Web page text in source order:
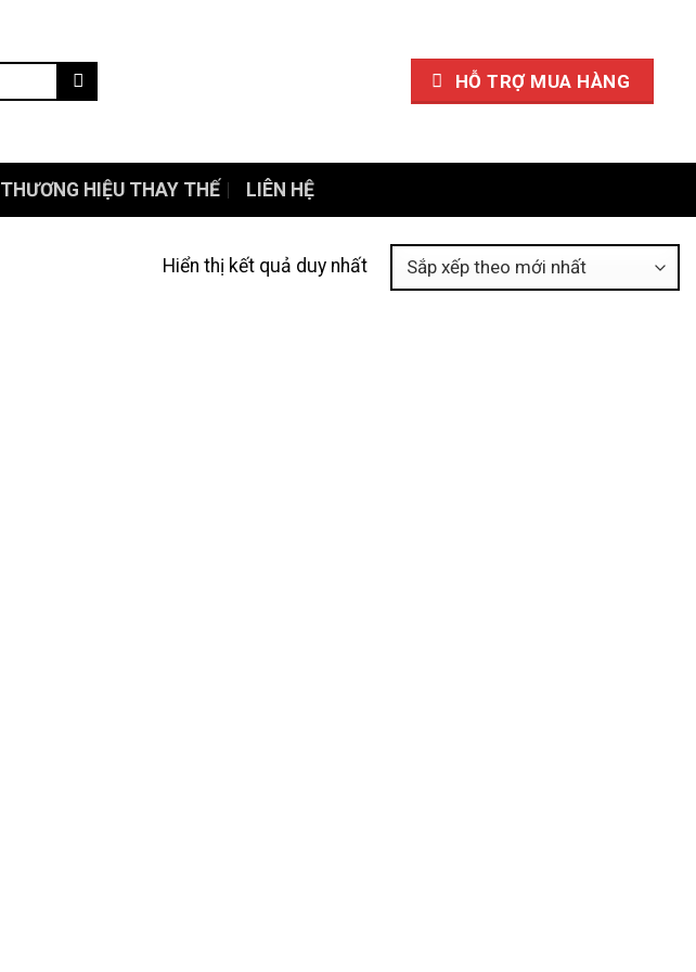
HỖ TRỢ MUA HÀNG
THƯƠNG HIỆU THAY THẾ LIÊN HỆ
Hiển thị kết quả duy nhất